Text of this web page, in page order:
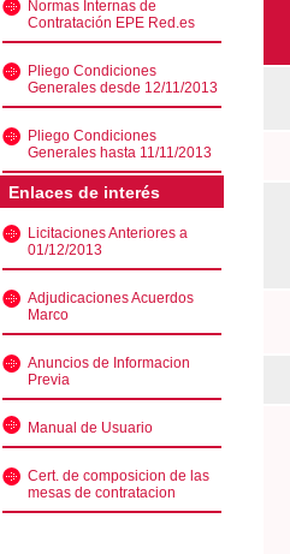
Normas Internas de
Contratación EPE Red.es
Pliego Condiciones
Generales desde 12/11/2013
Pliego Condiciones
Generales hasta 11/11/2013
Enlaces de interés
Licitaciones Anteriores a
01/12/2013
Adjudicaciones Acuerdos
Marco
Anuncios de Informacion
Previa
Manual de Usuario
Cert. de composicion de las
mesas de contratacion